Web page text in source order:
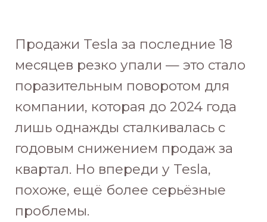
Продажи Tesla за последние 18
месяцев резко упали — это стало
поразительным поворотом для
компании, которая до 2024 года
лишь однажды сталкивалась с
годовым снижением продаж за
квартал. Но впереди у Tesla,
похоже, ещё более серьёзные
проблемы.